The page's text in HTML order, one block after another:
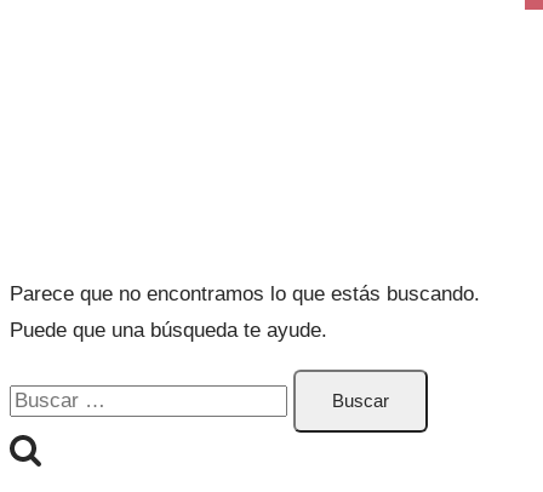
Parece que no encontramos lo que estás buscando.
Puede que una búsqueda te ayude.
Buscar: